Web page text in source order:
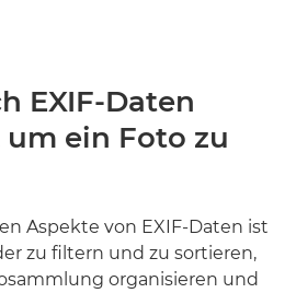
EXIF-Daten
ein Foto zu
Aspekte von EXIF-Daten ist
zu filtern und zu sortieren,
organisieren und